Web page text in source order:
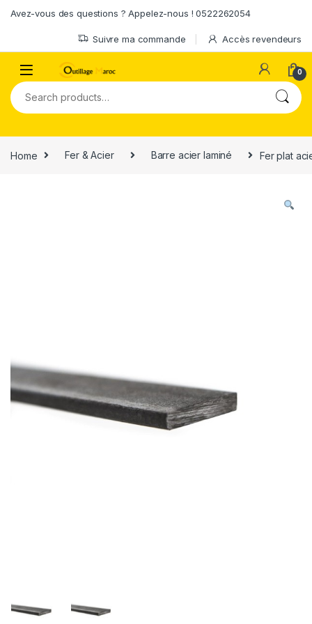
Avez-vous des questions ? Appelez-nous ! 0522262054
Suivre ma commande Accès revendeurs
0
Search for:
Home Fer & Acier Barre acier laminé Fer plat